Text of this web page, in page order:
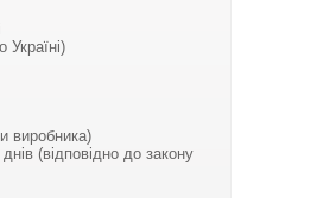
виробника)
(відповідно до закону